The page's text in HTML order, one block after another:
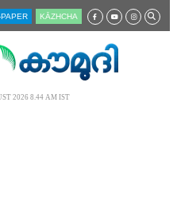
KĀZHCHA
2026 8.44 AM IST